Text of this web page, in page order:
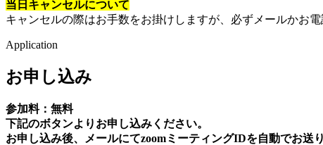
当日キャンセルについて
キャンセルの際はお手数をお掛けしますが、必ずメールかお
Application
お申し込み
参加料：無料
下記のボタンよりお申し込みください。
お申し込み後、メールにてzoomミーティングIDを自動でお送